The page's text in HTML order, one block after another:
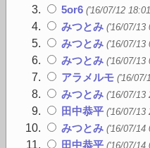
5or6 ('16/07/12
みつとみ ('16/07/13
みつとみ ('16/07/13
みつとみ ('16/07/13
アラメルモ ('16/07/
みつとみ ('16/07/13
田中恭平 ('16/07/13
みつとみ ('16/07/14
田中恭平 ('16/07/14